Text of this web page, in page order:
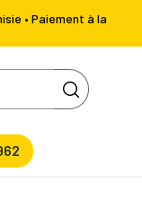
• Paiement à la